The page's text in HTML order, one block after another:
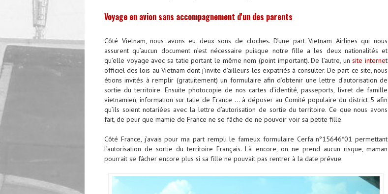
Voyage en avion sans accompagnement d'un des parents
Côté Vietnam, nous avons eu deux sons de cloches. D’une part Vietnam Airlines qui nous
assurent qu’aucun document n’est nécessaire puisque notre fille a les deux nationalités et
qu’elle voyage avec sa tatie portant le même nom (point important). De l’autre, unsite internet
officiel des lois au Vietnam dont j’invite d’ailleurs les expatriés à consulter. De part ce site, nous
étions invités à remplir (gratuitement) un formulaire afin d’obtenir une lettre d’autorisation de
sortie du territoire. Ensuite photocopie de nos cartes d’identité, passeports, livret de famille
vietnamien, information sur tatie de France … à déposer au Comité populaire du district 5 afin
qu’ils soient notariées avec la lettre d’autorisation de sortie du territoire. Ce que nous avons
fait, de peur que mamie de France ne se fâche de ne pouvoir voir sa petite fille.
Côté France, j’avais pour ma part rempli le fameux formulaire Cerfa n°15646*01 permettant
l’autorisation de sortie du territoire Français. Là encore, on ne prend aucun risque, maman
pourrait se fâcher encore plus si sa fille ne pouvait pas rentrer à la date prévue.